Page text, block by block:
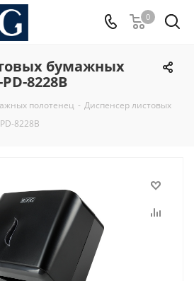
0
бумажных
8228B
полотенец - Диспенсер листовых
8228B